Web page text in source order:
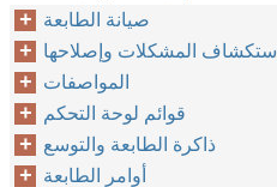
صيانة الطابعة
استكشاف المشكلات وإصلاحها
المواصفات
قوائم لوحة التحكم
ذاكرة الطابعة والتوسع
أوامر الطابعة